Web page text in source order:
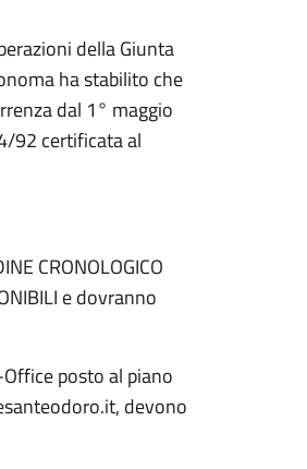
della Giunta
ha stabilito che
dal 1° maggio
92 certificata al
CRONOLOGICO
e dovranno
posto al piano
devono